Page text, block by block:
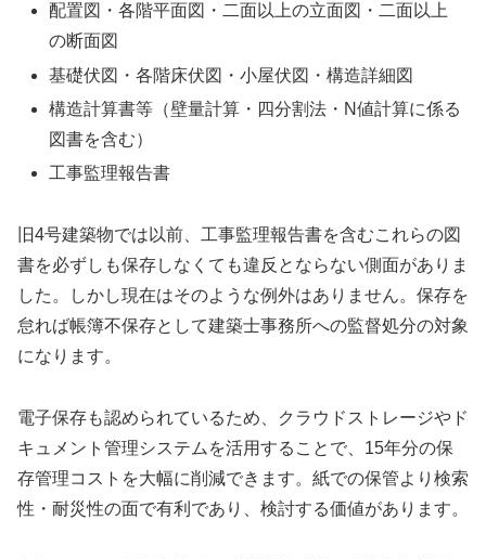
配置図・各階平面図・二面以上の立面図・二面以上
の断面図
基礎伏図・各階床伏図・小屋伏図・構造詳細図
構造計算書等（壁量計算・四分割法・N値計算に係る
図書を含む）
工事監理報告書
旧4号建築物では以前、工事監理報告書を含むこれらの図
書を必ずしも保存しなくても違反とならない側面がありま
した。しかし現在はそのような例外はありません。保存を
怠れば帳簿不保存として建築士事務所への監督処分の対象
になります。
電子保存も認められているため、クラウドストレージやド
キュメント管理システムを活用することで、15年分の保
存管理コストを大幅に削減できます。紙での保管より検索
性・耐災性の面で有利であり、検討する価値があります。